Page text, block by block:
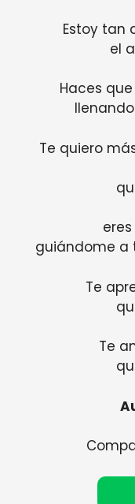
Estoy tan
el
Haces
Te quiero
guiándome a
Te
Te